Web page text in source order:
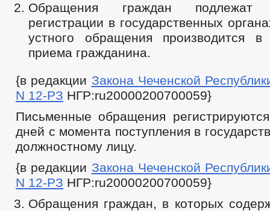
Обращения граждан подлежат
регистрации в государственных
устного обращения производится
приема гражданина.
{в редакции Закона Чеченской
N 12-РЗ НГР:ru20000200700059}
Письменные обращения
дней с момента поступления в
должностному лицу.
{в редакции Закона Чеченской
N 12-РЗ НГР:ru20000200700059}
Обращения граждан, в которых